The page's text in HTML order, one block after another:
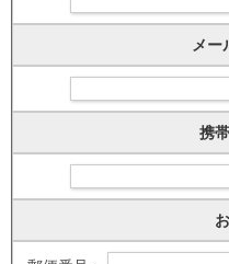
メー
携